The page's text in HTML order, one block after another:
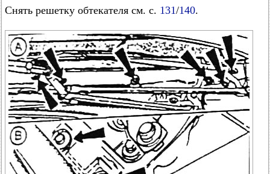
Снять решетку обтекателя см. с. 131/140.